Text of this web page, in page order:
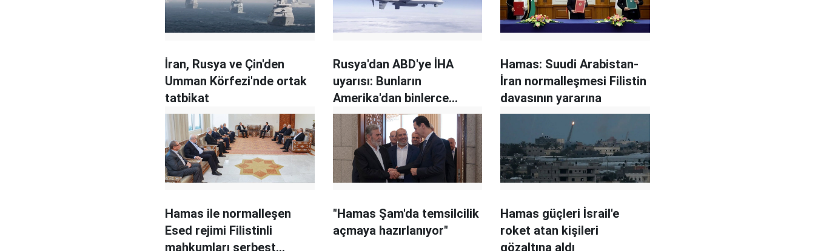
İran, Rusya ve Çin'den
Umman Körfezi'nde ortak
tatbikat
Rusya'dan ABD'ye İHA
uyarısı: Bunların
Amerika'dan binlerce
kilometre uzakta ne işi
var?
Hamas: Suudi Arabistan-
İran normalleşmesi Filistin
davasının yararına
Hamas ile normalleşen
Esed rejimi Filistinli
mahkumları serbest
"Hamas Şam'da temsilcilik
açmaya hazırlanıyor"
Hamas güçleri İsrail'e
roket atan kişileri
gözaltına aldı